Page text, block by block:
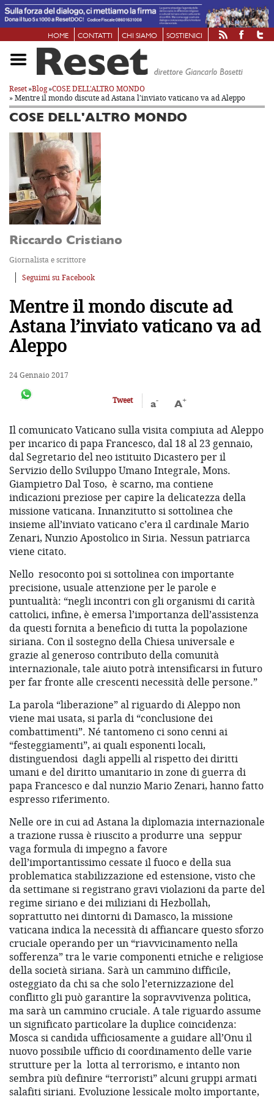
HOME CONTATTI CHI SIAMO SOSTIENICI
Reset»Blog»COSE DELL'ALTRO MONDO
» Mentre il mondo discute ad Astanal’inviato vaticano va ad Aleppo
COSE DELL'ALTRO MONDO
Riccardo Cristiano
Giornalista e scrittore
Seguimi su Facebook
Mentre il mondo discute ad
Astanal’inviato vaticano va ad
Aleppo
24 Gennaio 2017
Tweet a- A+
Il comunicato Vaticano sulla visita compiuta ad Aleppo
per incarico di papa Francesco, dal 18 al 23 gennaio,
dal Segretario del neo istituito Dicastero per il
Servizio dello Sviluppo Umano Integrale, Mons.
Giampietro Dal Toso, è scarno, ma contiene
indicazioni preziose per capire la delicatezza della
missione vaticana. Innanzitutto si sottolinea che
insieme all’inviato vaticano c’era il cardinale Mario
Zenari, Nunzio Apostolico in Siria. Nessun patriarca
viene citato.
Nello resoconto poi si sottolinea con importante
precisione, usuale attenzione per le parole e
puntualità: “negli incontri con gli organismi di carità
cattolici, infine, è emersa l’importanza dell’assistenza
da questi fornita a beneficio di tutta la popolazione
siriana. Con il sostegno della Chiesa universale e
grazie al generoso contributo della comunità
internazionale, tale aiuto potrà intensificarsi in futuro
per far fronte alle crescenti necessità delle persone.”
La parola “liberazione” al riguardo di Aleppo non
viene mai usata, si parla di “conclusione dei
combattimenti”. Né tantomeno ci sono cenni ai
“festeggiamenti”, ai quali esponenti locali,
distinguendosi dagli appelli al rispetto dei diritti
umani e del diritto umanitario in zone di guerra di
papa Francesco e dal nunzio Mario Zenari, hanno fatto
espresso riferimento.
Nelle ore in cui ad Astana la diplomazia internazionale
a trazione russa è riuscito a produrre una seppur
vaga formula di impegno a favore
dell’importantissimo cessate il fuoco e della sua
problematica stabilizzazione ed estensione, visto che
da settimane si registrano gravi violazioni da parte del
regime siriano e dei miliziani di Hezbollah,
soprattutto nei dintorni di Damasco, la missione
vaticana indica la necessità di affiancare questo sforzo
cruciale operando per un “riavvicinamento nella
sofferenza” tra le varie componenti etniche e religiose
della società siriana. Sarà un cammino difficile,
osteggiato da chi sa che solo l’eternizzazione del
conflitto gli può garantire la sopravvivenza politica,
ma sarà un cammino cruciale. A tale riguardo assume
un significato particolare la duplice coincidenza:
Mosca si candida ufficiosamente a guidare all’Onu il
nuovo possibile ufficio di coordinamento delle varie
strutture per la lotta al terrorismo, e intanto non
sembra più definire “terroristi” alcuni gruppi armati
salafiti siriani. Evoluzione lessicale molto importante,